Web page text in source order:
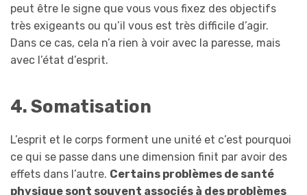
peut être le signe que vous vous fixez des objectifs
très exigeants ou qu’il vous est très difficile d’agir.
Dans ce cas, cela n’a rien à voir avec la paresse, mais
avec l’état d’esprit.
4. Somatisation
L’esprit et le corps forment une unité et c’est pourquoi
ce qui se passe dans une dimension finit par avoir des
effets dans l’autre. Certains problèmes de santé
physique sont souvent associés à des problèmes